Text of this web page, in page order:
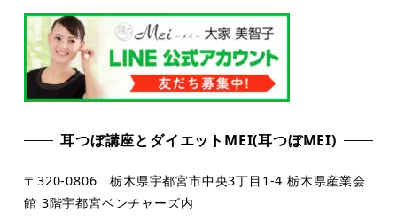
耳つぼ講座とダイエットMEI(耳つぼMEI)
〒320-0806 栃木県宇都宮市中央3丁目1-4 栃木県産業会
館 3階宇都宮ベンチャーズ内